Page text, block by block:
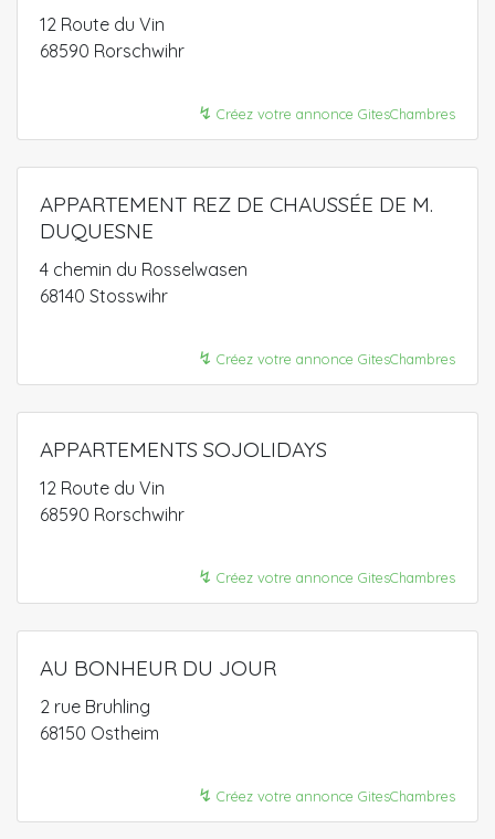
12 Route du Vin
68590 Rorschwihr
↯ Créez votre annonce GitesChambres
APPARTEMENT REZ DE CHAUSSÉE DE M.
DUQUESNE
4 chemin du Rosselwasen
68140 Stosswihr
↯ Créez votre annonce GitesChambres
APPARTEMENTS SOJOLIDAYS
12 Route du Vin
68590 Rorschwihr
↯ Créez votre annonce GitesChambres
AU BONHEUR DU JOUR
2 rue Bruhling
68150 Ostheim
↯ Créez votre annonce GitesChambres